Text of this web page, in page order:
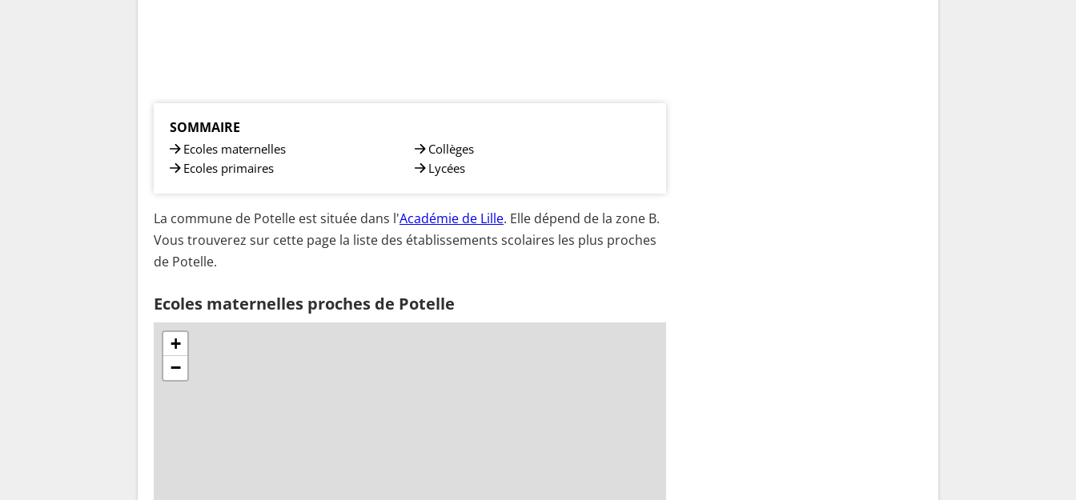
SOMMAIRE
Ecoles maternelles
Ecoles primaires
Collèges
Lycées
La commune de Potelle est située dans l'Académie de Lille. Elle dépend de la zone B.
Vous trouverez sur cette page la liste des établissements scolaires les plus proches
de Potelle.
Ecoles maternelles proches de Potelle
+
−